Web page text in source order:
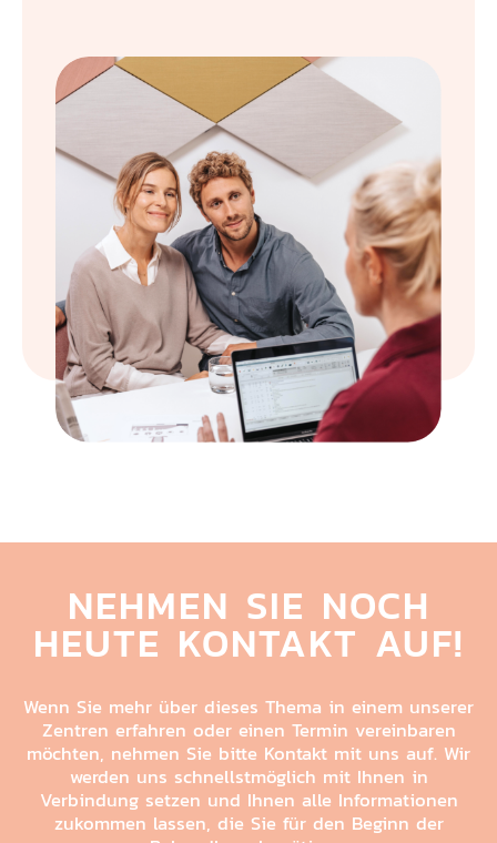
NEHMEN SIE NOCH
HEUTE KONTAKT AUF!
Wenn Sie mehr über dieses Thema in einem unserer
Zentren erfahren oder einen Termin vereinbaren
möchten, nehmen Sie bitte Kontakt mit uns auf. Wir
werden uns schnellstmöglich mit Ihnen in
Verbindung setzen und Ihnen alle Informationen
zukommen lassen, die Sie für den Beginn der